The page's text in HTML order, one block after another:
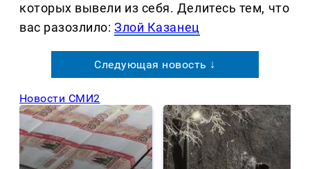
которых вывели из себя. Делитеcь тем, что
вас разозлило:Злой Казанец
Следующая новость ↓
Новости СМИ2